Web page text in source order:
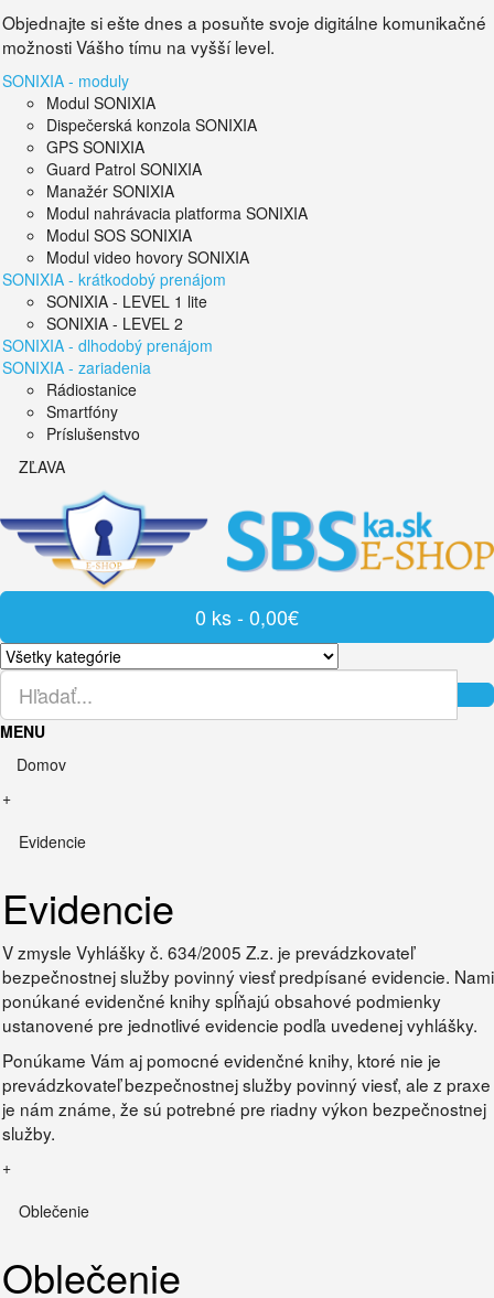
Objednajte si ešte dnes a posuňte svoje digitálne komunikačné
možnosti Vášho tímu na vyšší level.
SONIXIA - moduly
Modul SONIXIA
Dispečerská konzola SONIXIA
GPS SONIXIA
Guard Patrol SONIXIA
Manažér SONIXIA
Modul nahrávacia platforma SONIXIA
Modul SOS SONIXIA
Modul video hovory SONIXIA
SONIXIA - krátkodobý prenájom
SONIXIA - LEVEL 1 lite
SONIXIA - LEVEL 2
SONIXIA - dlhodobý prenájom
SONIXIA - zariadenia
Rádiostanice
Smartfóny
Príslušenstvo
ZĽAVA
0 ks - 0,00€
MENU
Domov
+
Evidencie
Evidencie
V zmysle Vyhlášky č. 634/2005 Z.z. je prevádzkovateľ
bezpečnostnej služby povinný viesť predpísané evidencie. Nami
ponúkané evidenčné knihy spĺňajú obsahové podmienky
ustanovené pre jednotlivé evidencie podľa uvedenej vyhlášky.
Ponúkame Vám aj pomocné evidenčné knihy, ktoré nie je
prevádzkovateľ bezpečnostnej služby povinný viesť, ale z praxe
je nám známe, že sú potrebné pre riadny výkon bezpečnostnej
služby.
+
Oblečenie
Oblečenie